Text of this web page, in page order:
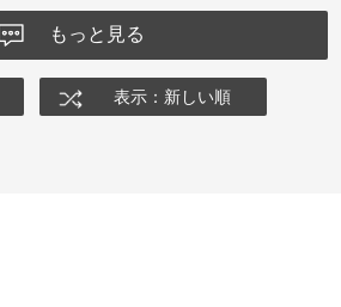
もっと見る
表示：新しい順